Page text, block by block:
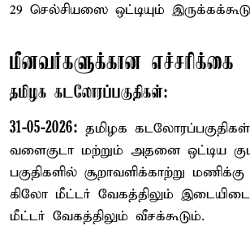
29 செல்சியஸை ஒட்டியும்
மீனவர்களுக்கான எச்சரிக்கை
தமிழக கடலோரப்பகுதிகள்:
31-05-2026: தமிழக
வளைகுடா மற்றும் அதனை ஒட்டிய
பகுதிகளில் சூறாவளிக்காற்று
கிலோ மீட்டர் வேகத்திலும்
மீட்டர் வேகத்திலும் வீசக்கூடும்.